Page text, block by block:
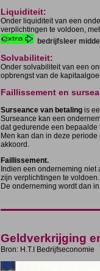
Liquiditeit:
Onder liquiditeit van een
verplichtingen te voldoen,
bedrijfsleer
Solvabiliteit:
Onder solvabiliteit van een
opbrengst van de
Faillissement en
Surseance van betaling is
Surseance kan een
dat gedurende een
Men kan dan in deze
akkoord.
Faillissement.
Indien een onderneming
zijn verplichtingen te voldoen.
De onderneming wordt dan
Geldverkrijging
Bron: H.T.I